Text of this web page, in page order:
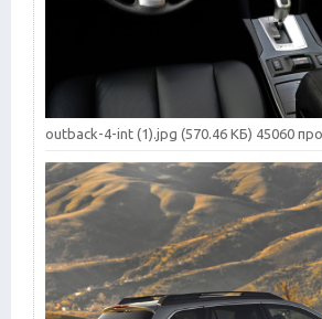
outback-4-int (1).jpg (570.46 КБ) 45060